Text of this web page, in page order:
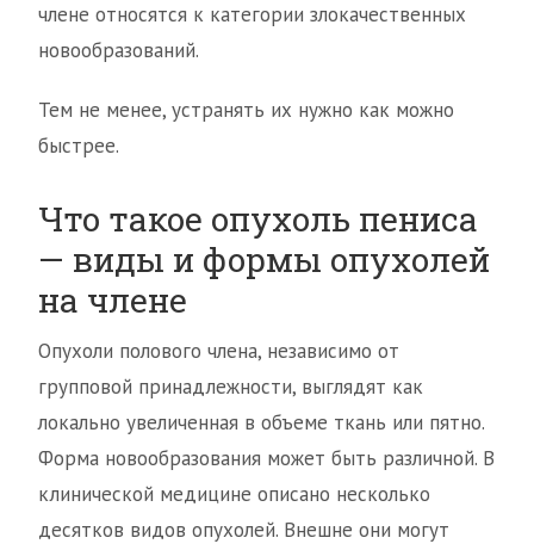
члене относятся к категории злокачественных
новообразований.
Тем не менее, устранять их нужно как можно
быстрее.
Что такое опухоль пениса
— виды и формы опухолей
на члене
Опухоли полового члена, независимо от
групповой принадлежности, выглядят как
локально увеличенная в объеме ткань или пятно.
Форма новообразования может быть различной. В
клинической медицине описано несколько
десятков видов опухолей. Внешне они могут